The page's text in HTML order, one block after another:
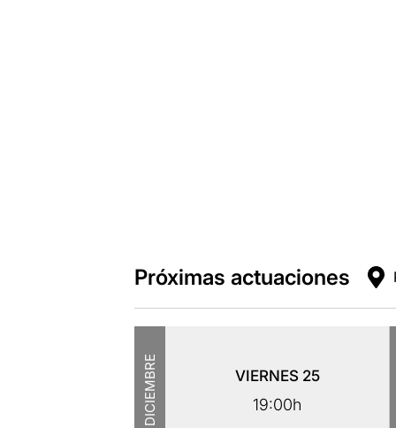
Próximas actuaciones
DICIEMBRE VIERNES 25
19:00h